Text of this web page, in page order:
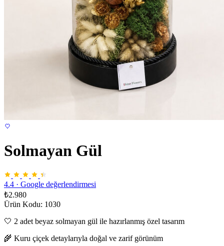
Solmayan Gül
4.4 · Google değerlendirmesi
₺2.980
Ürün Kodu: 1030
🤍 2 adet beyaz solmayan gül ile hazırlanmış özel tasarım
🌾 Kuru çiçek detaylarıyla doğal ve zarif görünüm